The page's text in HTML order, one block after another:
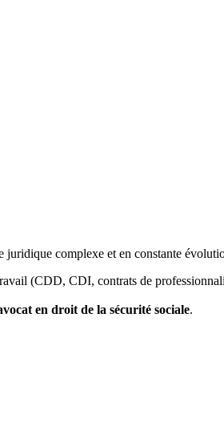
juridique complexe et en constante
(CDD, CDI, contrats de
en droit de la sécurité sociale.